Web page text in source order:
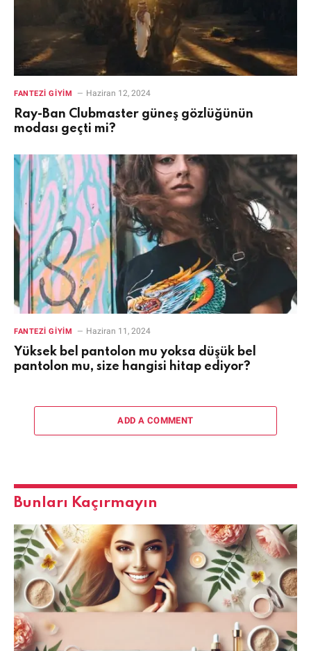
FANTEZI GIYIM Haziran 12, 2024
Ray-Ban Clubmaster güneş gözlüğünün
modası geçti mi?
FANTEZI GIYIM Haziran 11, 2024
Yüksek bel pantolon mu yoksa düşük bel
pantolon mu, size hangisi hitap ediyor?
ADD A COMMENT
Bunları Kaçırmayın